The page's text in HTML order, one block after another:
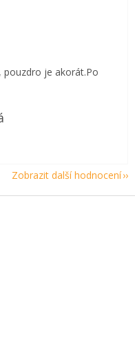
z 5 hvězdiček.
pouzdro je akorát.Po
z 5 hvězdiček.
Zobrazit další hodnocení